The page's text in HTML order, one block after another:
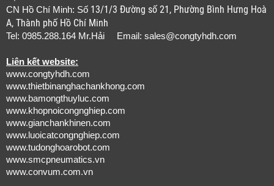
CN Hồ Chí Minh: Số 13/1/3 Đường số 21, Phường Bình Hưng Hoà
A, Thành phố Hồ Chí Minh
Tel: 0985.288.164 Mr.Hải Email: sales@congtyhdh.com
Liên kết website:
www.congtyhdh.com
www.thietbinanghachankhong.com
www.bamongthuyluc.com
www.khopnoicongnghiep.com
www.gianchankhinen.com
www.luoicatcongnghiep.com
www.tudonghoarobot.com
www.smcpneumatics.vn
www.convum.com.vn